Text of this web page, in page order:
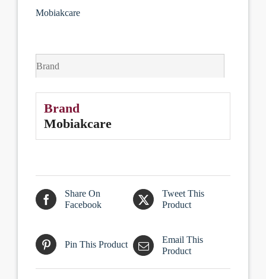
Mobiakcare
Brand
Brand
Mobiakcare
Share On
Facebook
Tweet This
Product
Pin This Product
Email This
Product